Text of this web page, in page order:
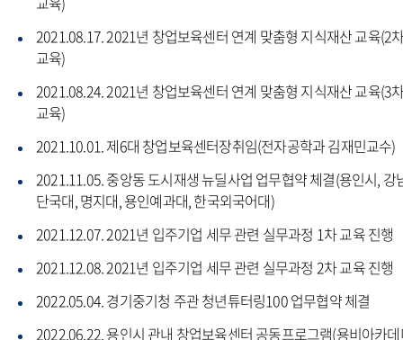
2021.08.17. 2021년 창업보육센터 연계 맞춤형 지식재산 교육(2
교육)
2021.08.24. 2021년 창업보육센터 연계 맞춤형 지식재산 교육(3
교육)
2021.10.01. 제6대 창업보육센터장취임(전자공학과 김재민교수)
2021.11.05. 중앙동 도시재생 뉴딜사업 업무협약 체결(용인시, 강
단국대, 명지대, 용인예과대, 한국외국어대)
2021.12.07. 2021년 입주기업 세무 관련 실무과정 1차 교육 진행
2021.12.08. 2021년 입주기업 세무 관련 실무과정 2차 교육 진행
2022.05.04. 경기중기청 주관 청년튜터링100 업무협약 체결
2022.06.22. 용인시 관내 창업보육센터 공동프로그램(용비아카